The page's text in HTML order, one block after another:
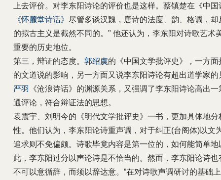
上去评价。对李东阳诗论的评价也是这样。蔡镇楚在《中
《怀麓堂诗话》 尽管多谈汉魏，唐诗的法度、韵、格调，
的拟古主义是截然不同的。" 他还认为，李东阳对诗歌艺术
重要的历史地位。
第三，辩证的态度。 郭绍虞的《中国文学批评史》，一方
的文道说的影响，另一方面又说李东阳诗论有超出道学家
严羽
《沧浪诗话》的渊源关系，又强调了李东阳诗论高出
通评论，符合辩证法的思想。
袁震宇、刘明今的《明代文学批评史》一书，更加具体地
性。他们认为，李东阳论诗重声调，对于纠正(台阁体)以文
追求则不免偏颇。诗歌毕竟内容是第一位的，如何能简单
此，李东阳过分以声论诗是不恰当的。然而，李东阳论诗
不可以意循辞，而须以辞达意。”在对诗歌声调研讨的基础